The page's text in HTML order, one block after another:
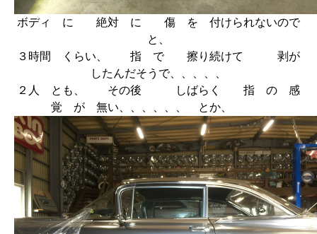
ボディ に 絶対 に 傷 を 付けられないので
と、
３時間 くらい、 指 で 擦り続けて 剥が
したんだそうで、、、、、
２人 とも、 その後 しばらく 指 の 感
覚 が 無い、、、、、、 とか、